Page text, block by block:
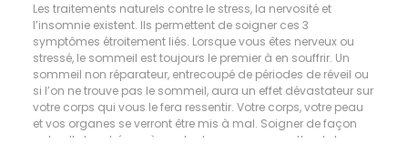
Les traitements naturels contre le stress, la nervosité et
l’insomnie existent. Ils permettent de soigner ces 3
symptômes étroitement liés. Lorsque vous êtes nerveux ou
stressé, le sommeil est toujours le premier à en souffrir. Un
sommeil non réparateur, entrecoupé de périodes de réveil ou
si l’on ne trouve pas le sommeil, aura un effet dévastateur sur
votre corps qui vous le fera ressentir. Votre corps, votre peau
et vos organes se verront être mis à mal. Soigner de façon
naturelle les phénomènes de stress vous permettront de ne